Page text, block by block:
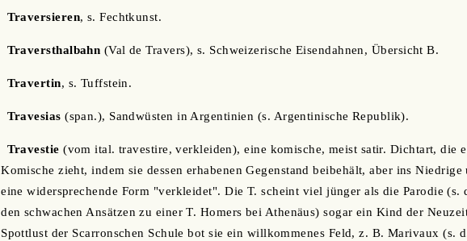
Traversieren, s. Fechtkunst.
Traversthalbahn (Val de Travers), s. Schweizerische Eisendahnen, Übersicht B.
Travertin, s. Tuffstein.
Travesias (span.), Sandwüsten in Argentinien (s. Argentinische Republik).
Travestie (vom ital. travestire, verkleiden), eine komische, meist satir. Dichtart, die
Komische zieht, indem sie dessen erhabenen Gegenstand beibehält, aber ins Niedrige
eine widersprechende Form "verkleidet". Die T. scheint viel jünger als die Parodie (s.
den schwachen Ansätzen zu einer T. Homers bei Athenäus) sogar ein Kind der
Spottlust der Scarronschen Schule bot sie ein willkommenes Feld, z. B. Marivaux (s.